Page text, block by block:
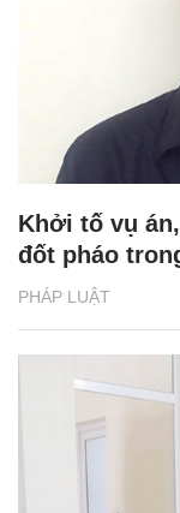
PHÁP LUẬT
Khởi tố vụ
đốt pháo